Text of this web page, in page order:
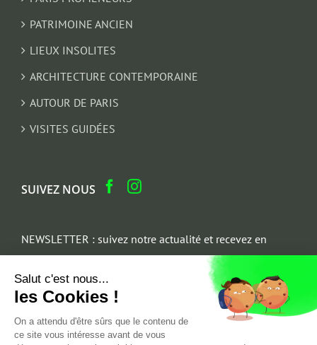
PATRIMOINE ANCIEN
LIEUX INSOLITES
ARCHITECTURE CONTEMPORAINE
AUTOUR DE PARIS
VISITES GUIDÉES
SUIVEZ NOUS
NEWSLETTER : suivez notre actualité et recevez en
cadeau un parcours architectural du Marais
Email
Salut c'est nous...
les Cookies !
On a attendu d'être sûrs que le contenu de
ce site vous intéresse avant de vous